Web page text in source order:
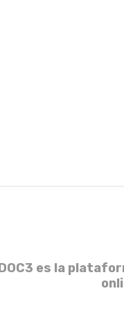
es la